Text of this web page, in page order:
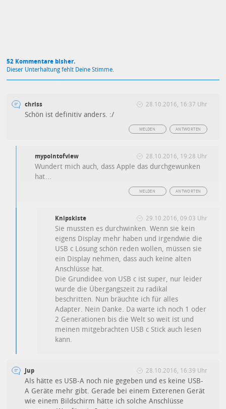
52 Kommentare bisher.
Dieser Unterhaltung fehlt Deine Stimme.
chriss 28.10.2016, 16:37 Uhr
Schön ist definitiv anders. :/
ANTWORTEN
MELDEN
mypointofview 28.10.2016, 19:28 Uhr
Wundert mich auch, dass Apple das durchgewunken
hat…
ANTWORTEN
MELDEN
Knipskiste 29.10.2016, 09:03 Uhr
Sie mussten es durchwinken. Wenn sie kein
eigens Display mehr haben und irgendwie die
USB c Lösung schön reden wollen, müssen sie
ein Display nehmen, dass auch keine alten
Anschlüsse hat.
Die Grundidee von USB c ist super, nur leider
wurde die Übergangszeit zu radikal
beschritten. Nun bräuchte ich für alles
Adapter. Nein Danke. Da warte ich noch 1 oder
2 Generationen bis die Welt so weit ist und
meinen mitgebrachten USB c Stick auch lesen
kann.
Jup 28.10.2016, 16:39 Uhr
Als hätte es USB-A noch nie gegeben und es keine USB-
A Geräte mehr gibt. Gerade bei einem Exterenen Gerät
wie einem Bildschirm hätte ich solche Anschlüsse